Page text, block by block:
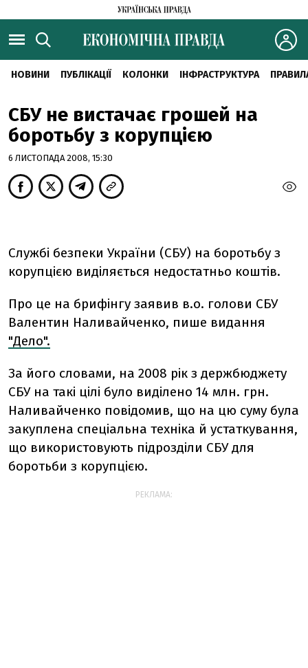
НОВИНИ ПУБЛІКАЦІЇ КОЛОНКИ ІНФРАСТРУКТУРА
СБУ не вистачає грошей на
боротьбу з корупцією
6 ЛИСТОПАДА 2008, 15:30
Службі безпеки України (СБУ) на боротьбу з
корупцією виділяється недостатньо коштів.
Про це на брифінгу заявив в.о. голови СБУ
Валентин Наливайченко, пише видання
"Дело".
За його словами, на 2008 рік з держбюджету
СБУ на такі цілі було виділено 14 млн. грн.
Наливайченко повідомив, що на цю суму була
закуплена спеціальна техніка й устаткування,
що використовують підрозділи СБУ для
боротьби з корупцією.
РЕКЛАМА: